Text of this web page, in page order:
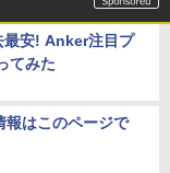
安! Anker注目プ
てみた
報はこのページで